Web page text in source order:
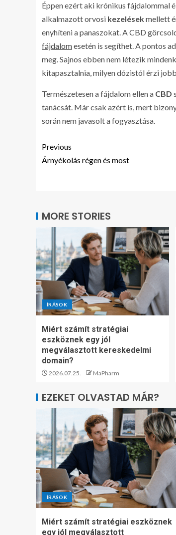
Éppen ezért aki krónikus fájdalommal
alkalmazott orvosi kezelésekmellett
enyhíteni a panaszokat. A CBD
fájdalomesetén is segíthet. A pontos
meg. Sajnos ebben nem létezik
kitapasztalnia, milyen dózistól érzi
Természetesen a fájdalom ellen a CBD
tanácsát. Már csak azért is, mert
során nem javasolt a fogyasztása.
Previous
Árnyékolás régen és most
MORE STORIES
ÍRÁSOK
Miért számít stratégiai
eszköznek egy jól
megválasztott kereskedelmi
domain?
2026.07.25. MaPharm
EZEKET OLVASTAD MÁR?
ÍRÁSOK
Miért számít stratégiai eszköznek
egy jól megválasztott